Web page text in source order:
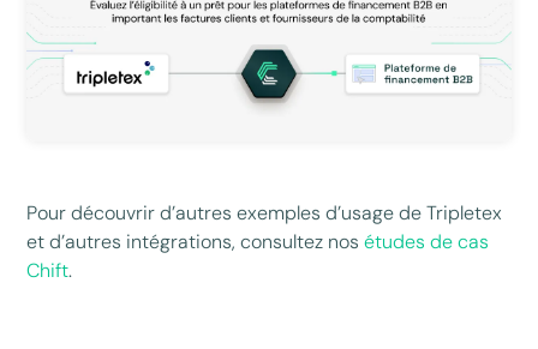
Pour découvrir d’autres exemples d’usage de Tripletex
et d’autres intégrations, consultez nosétudes de cas
Chift.